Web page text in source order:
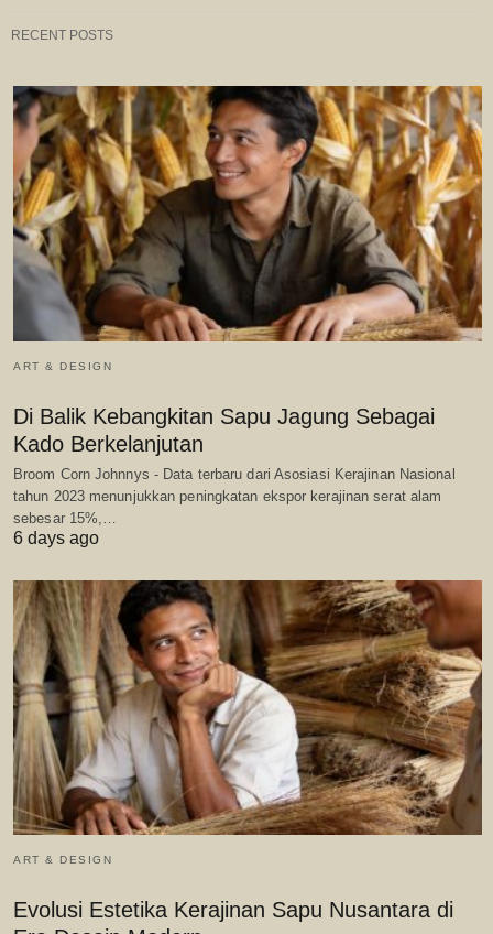
RECENT POSTS
ART & DESIGN
Di Balik Kebangkitan Sapu Jagung Sebagai
Kado Berkelanjutan
Broom Corn Johnnys - Data terbaru dari Asosiasi Kerajinan Nasional
tahun 2023 menunjukkan peningkatan ekspor kerajinan serat alam
sebesar 15%,…
6 days ago
ART & DESIGN
Evolusi Estetika Kerajinan Sapu Nusantara di